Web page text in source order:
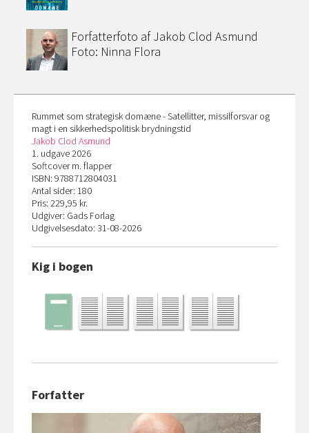
Forfatterfoto af Jakob Clod Asmund
Foto: Ninna Flora
Rummet som strategisk domæne - Satellitter, missilforsvar og
magt i en sikkerhedspolitisk brydningstid
Jakob Clod Asmund
1. udgave 2026
Softcover m. flapper
ISBN: 9788712804031
Antal sider: 180
Pris: 229,95 kr.
Udgiver: Gads Forlag
Udgivelsesdato: 31-08-2026
Kig i bogen
Forfatter